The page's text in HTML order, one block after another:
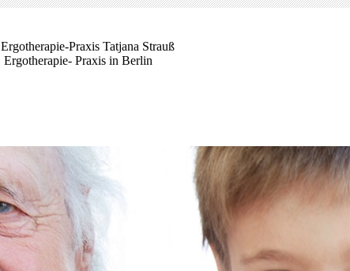
Ergotherapie-Praxis Tatjana Strauß
Ergotherapie- Praxis in Berlin